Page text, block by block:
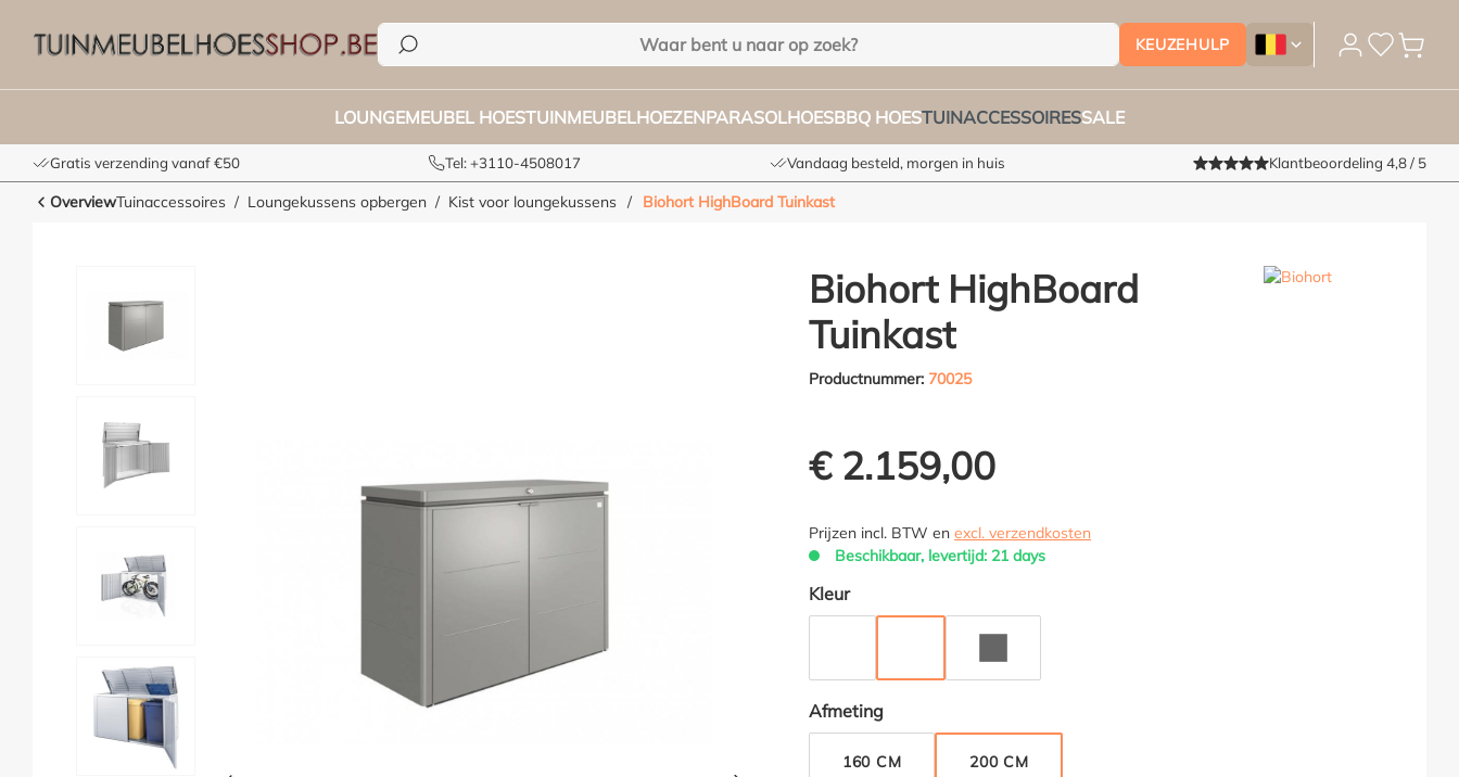
KEUZEHULP
Tuinmeubelhoesshop.be -
LOUNGEMEUBEL HOESTUINMEUBELHOEZENPARASOLHOESBBQ HOESTUINACCESSOIRESSALE
Gratis verzending vanaf €50 Tel: +3110-4508017 Vandaag besteld, morgen in huis Klantbeoordeling 4,8 / 5
OverviewTuinaccessoires Loungekussens opbergen Kist voor loungekussens / Biohort HighBoard Tuinkast
Biohort HighBoard
Tuinkast
Productnummer: 70025
€ 2.159,00
Prijzen incl. BTW enexcl. verzendkosten
Beschikbaar, levertijd: 21 days
Selecteer
Kleur
Selecteer
Afmeting
160 CM 200 CM